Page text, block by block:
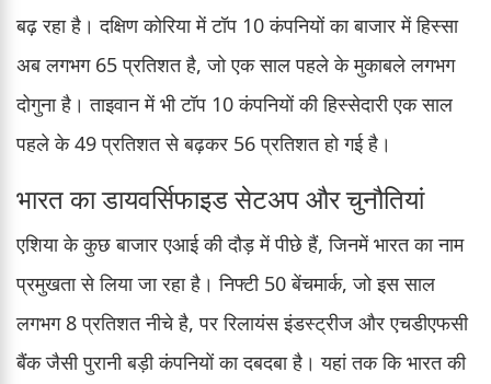
बढ़ रहा है। दक्षिण कोरिया में टॉप 10 कंपनियों का बाजार में हिस्सा
अब लगभग 65 प्रतिशत है, जो एक साल पहले के मुकाबले लगभग
दोगुना है। ताइवान में भी टॉप 10 कंपनियों की हिस्सेदारी एक साल
पहले के 49 प्रतिशत से बढ़कर 56 प्रतिशत हो गई है।
भारत का डायवर्सिफाइड सेटअप और चुनौतियां
एशिया के कुछ बाजार एआई की दौड़ में पीछे हैं, जिनमें भारत का नाम
प्रमुखता से लिया जा रहा है। निफ्टी 50 बेंचमार्क, जो इस साल
लगभग 8 प्रतिशत नीचे है, पर रिलायंस इंडस्ट्रीज और एचडीएफसी
बैंक जैसी पुरानी बड़ी कंपनियों का दबदबा है। यहां तक कि भारत की